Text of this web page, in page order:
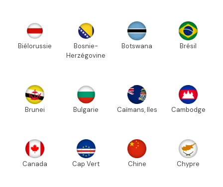
Biélorussie
Bosnie-
Herzégovine
Botswana Brésil
Brunei Bulgarie Caïmans, Iles Cambodge
Canada Cap Vert Chine Chypre